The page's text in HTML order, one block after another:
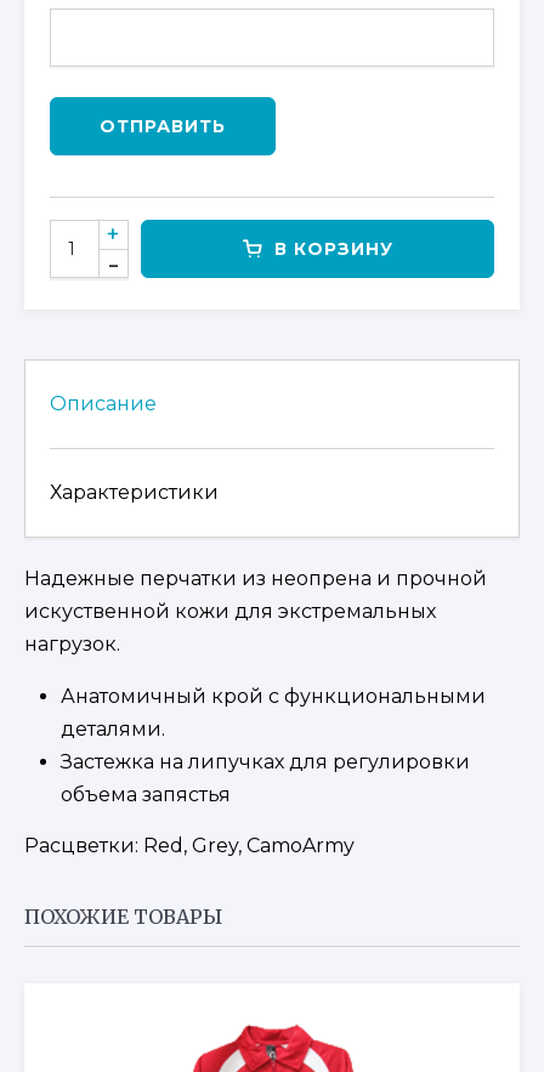
ОТПРАВИТЬ
КОЛИЧЕСТВО
ТОВАРА
2840
В КОРЗИНУ
Описание
Характеристики
Надежные перчатки из неопрена и прочной
искуственной кожи для экстремальных
нагрузок.
Анатомичный крой с функциональными
деталями.
Застежка на липучках для регулировки
объема запястья
Расцветки: Red, Grey, CamoArmy
ПОХОЖИЕ ТОВАРЫ